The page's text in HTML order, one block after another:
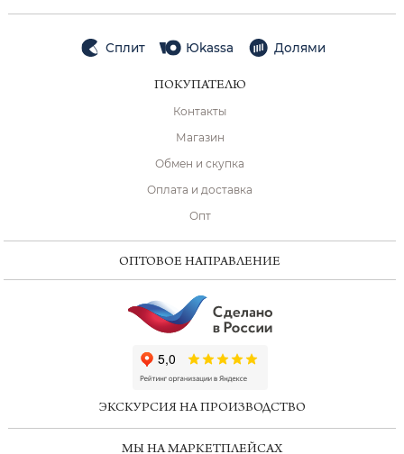
Сплит Юkassa Долями
ПОКУПАТЕЛЮ
Контакты
Магазин
Обмен и скупка
Оплата и доставка
Опт
ОПТОВОЕ НАПРАВЛЕНИЕ
ЭКСКУРСИЯ НА ПРОИЗВОДСТВО
МЫ НА МАРКЕТПЛЕЙСАХ